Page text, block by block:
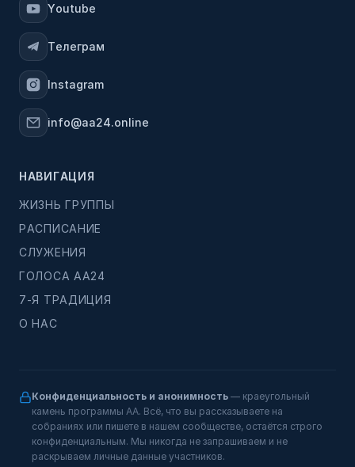
Youtube
Телеграм
Instagram
info@aa24.online
НАВИГАЦИЯ
ЖИЗНЬ ГРУППЫ
РАСПИСАНИЕ
СЛУЖЕНИЯ
ГОЛОСА АА24
7-Я ТРАДИЦИЯ
О НАС
Конфиденциальность и анонимность — краеугольный
камень программы АА. Всё, что вы рассказываете на
собраниях или пишете в нашем сообществе, остаётся строго
конфиденциальным. Мы никогда не запрашиваем и не
раскрываем личные данные участников.